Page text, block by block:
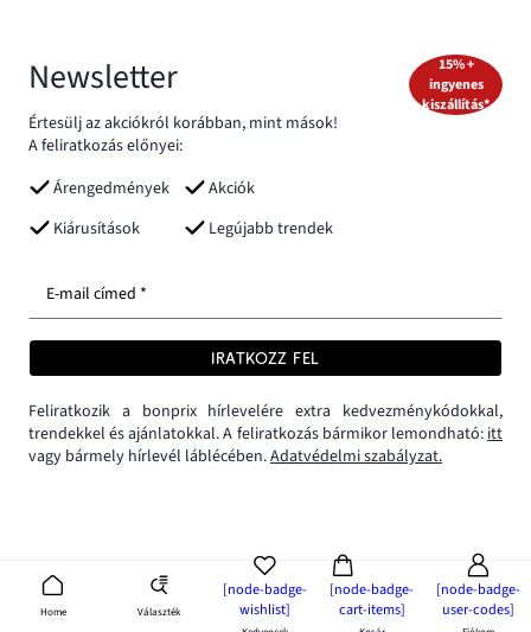
Home Választék
[node-badge-
wishlist]
[node-badge-
cart-items]
[node-badge-
user-codes]
Newsletter
Értesülj az akciókról korábban, mint mások!
A feliratkozás előnyei:
Árengedmények
Akciók
Kiárusítások
Legújabb trendek
15% +
ingyenes
kiszállítás*
E-mail címed *
IRATKOZZ FEL
Feliratkozik a bonprix hírlevelére extra kedvezménykódokkal,
trendekkel és ajánlatokkal. A feliratkozás bármikor lemondható:itt
vagy bármely hírlevél láblécében.Adatvédelmi szabályzat.